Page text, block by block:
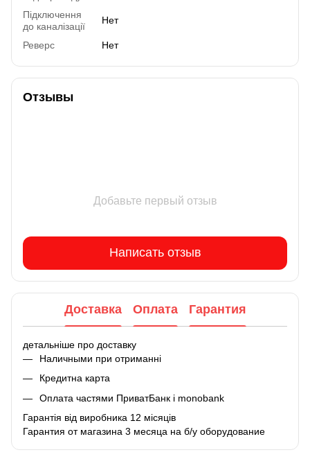
Підключення
до каналізації
Нет
Реверс Нет
Отзывы
Добавьте первый отзыв
Написать отзыв
Доставка Оплата Гарантия
детальніше про доставку
Наличными при отриманні
Кредитна карта
Оплата частями ПриватБанк і monobank
Гарантія від виробника 12 місяців
Гарантия от магазина 3 месяца на б/у оборудование